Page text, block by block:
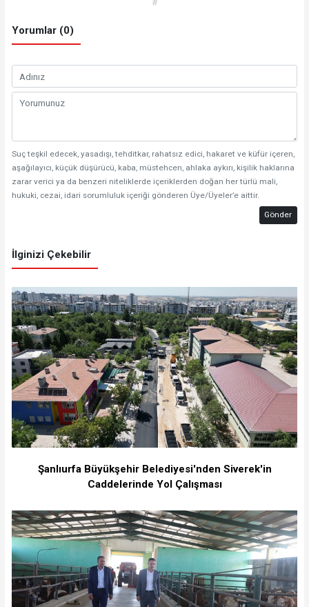
#
Yorumlar (0)
Suç teşkil edecek, yasadışı, tehditkar, rahatsız edici, hakaret ve küfür içeren,
aşağılayıcı, küçük düşürücü, kaba, müstehcen, ahlaka aykırı, kişilik haklarına
zarar verici ya da benzeri niteliklerde içeriklerden doğan her türlü mali,
hukuki, cezai, idari sorumluluk içeriği gönderen Üye/Üyeler’e aittir.
Gönder
İlginizi Çekebilir
Şanlıurfa Büyükşehir Belediyesi'nden Siverek'in
Caddelerinde Yol Çalışması